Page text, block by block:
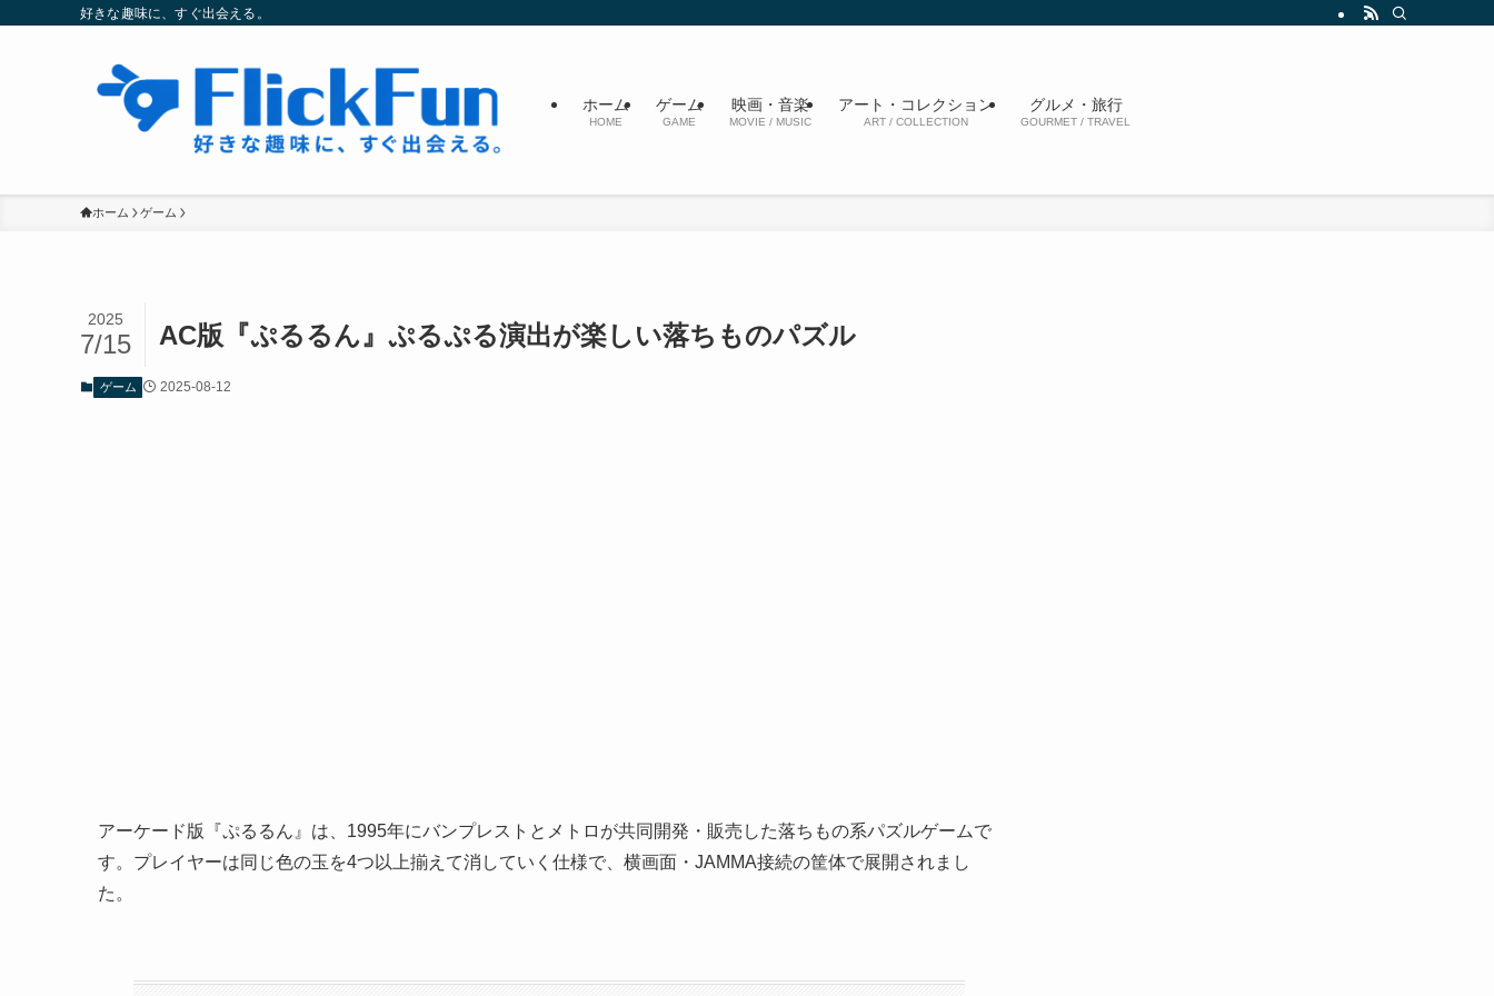
好きな趣味に、すぐ出会える。
ホーム
HOME
ゲーム
GAME
映画・音楽
MOVIE / MUSIC
アート・コレクション
ART / COLLECTION
グルメ・旅行
GOURMET / TRAVEL
ホーム ゲーム
AC版『ぷるるん』ぷるぷる演出が楽しい落ちものパズル
2025
7/15
ゲーム 2025-08-12
アーケード版『ぷるるん』は、1995年にバンプレストとメトロが共同開発・販売した落ちもの系パズルゲームで
す。プレイヤーは同じ色の玉を4つ以上揃えて消していく仕様で、横画面・JAMMA接続の筐体で展開されまし
た。